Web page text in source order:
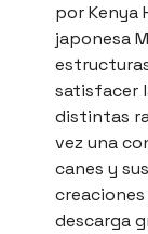
por Kenya
japonesa
satisfacer
distintas
vez una
canes y
descarga